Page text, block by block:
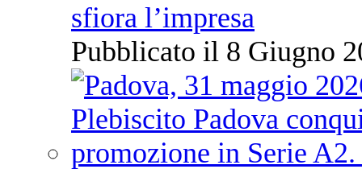
sfiora l’impresa
Pubblicato il 8 Giugno